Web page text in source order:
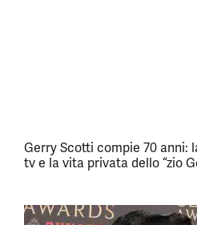
Gerry Scotti compie 70 anni:
tv e la vita privata dello “zio